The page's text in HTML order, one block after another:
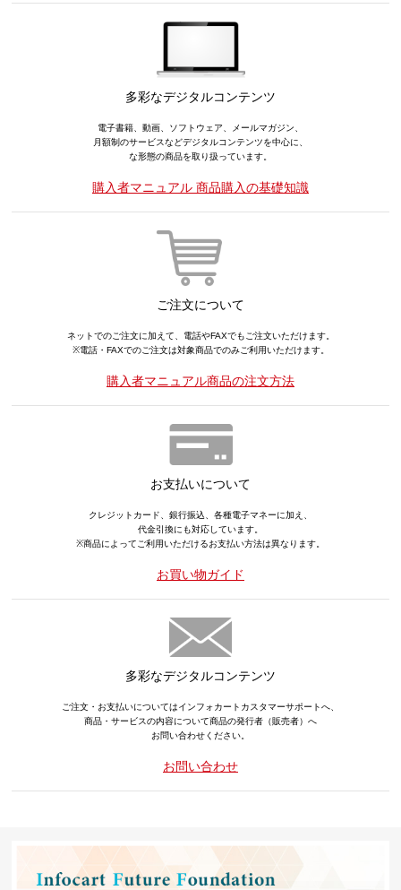
多彩なデジタルコンテンツ
電子書籍、動画、ソフトウェア、メールマガジン、
月額制のサービスなどデジタルコンテンツを中心に、
な形態の商品を取り扱っています。
購入者マニュアル 商品購入の基礎知識
ご注文について
ネットでのご注文に加えて、電話やFAXでもご注文いただけます。
※電話・FAXでのご注文は対象商品でのみご利用いただけます。
購入者マニュアル商品の注文方法
お支払いについて
クレジットカード、銀行振込、各種電子マネーに加え、
代金引換にも対応しています。
※商品によってご利用いただけるお支払い方法は異なります。
お買い物ガイド
多彩なデジタルコンテンツ
ご注文・お支払いについてはインフォカートカスタマーサポートへ、
商品・サービスの内容について商品の発行者（販売者）へ
お問い合わせください。
お問い合わせ